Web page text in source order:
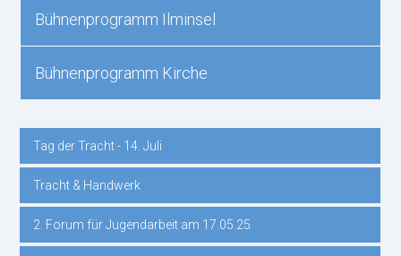
Bühnenprogramm Ilminsel
Bühnenprogramm Kirche
Navigation
überspringen
Tag der Tracht - 14. Juli
Tracht & Handwerk
2. Forum für Jugendarbeit am 17.05.25